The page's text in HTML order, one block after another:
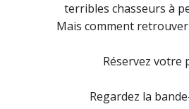
terribles chasseurs à
Mais comment
Réservez votre
Regardez la